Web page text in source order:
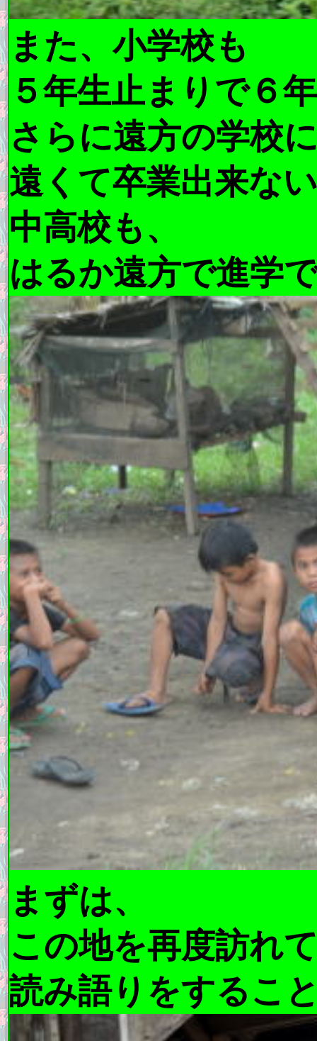
また、小学校も
５年生止まりで６
さらに遠方の学校
遠くて卒業出来な
中高校も、
はるか遠方で進学
まずは、
この地を再度訪れ
読み語りをするこ